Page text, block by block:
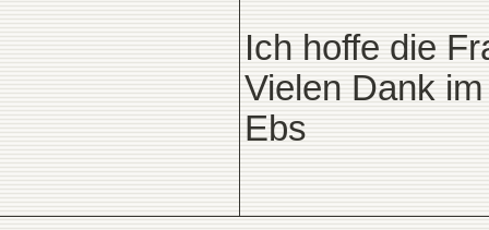
Ich hoffe die
Vielen Dank
Ebs